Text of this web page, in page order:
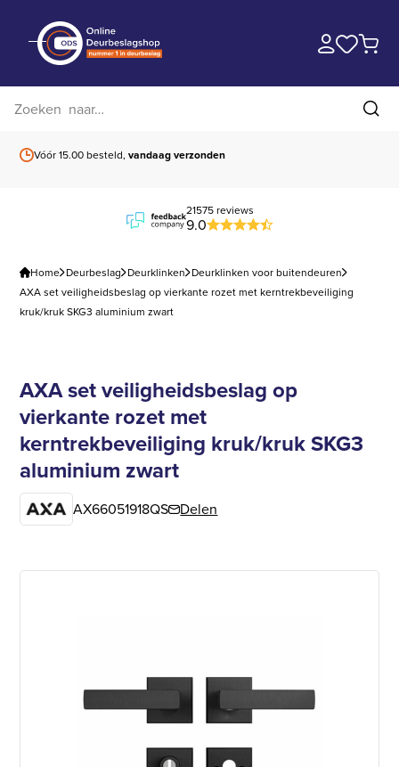
Vóór 15.00 besteld,vandaag verzonden
21575 reviews
9.0
Home Deurbeslag Deurklinken Deurklinken voor buitendeuren
AXA set veiligheidsbeslag op vierkante rozet met kerntrekbeveiliging
kruk/kruk SKG3 aluminium zwart
AXA set veiligheidsbeslag op
vierkante rozet met
kerntrekbeveiliging kruk/kruk SKG3
aluminium zwart
AX66051918QS Delen